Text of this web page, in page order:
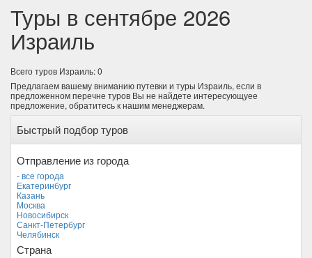
Туры в сентябре 2026
Израиль
Всего туров Израиль: 0
Предлагаем вашему вниманию путевки и туры Израиль, если в
предложенном перечне туров Вы не найдете интересующуее
предложение, обратитесь к нашим менеджерам.
Быстрый подбор туров
Отправление из города
- все города
Екатеринбург
Казань
Москва
Новосибирск
Санкт-Петербург
Челябинск
Страна